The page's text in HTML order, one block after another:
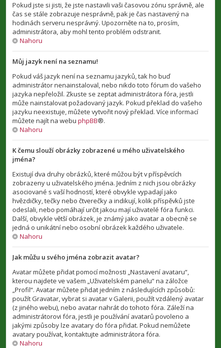
Pokud jste si jisti, že jste nastavili vaši časovou zónu správně, ale
čas se stále zobrazuje nesprávně, pak je čas nastavený na
hodinách serveru nesprávný. Upozorněte na to, prosím,
administrátora, aby mohl tento problém odstranit.
Nahoru
Můj jazyk není na seznamu!
Pokud váš jazyk není na seznamu jazyků, tak ho buď
administrátor nenainstaloval, nebo nikdo toto fórum do vašeho
jazyka nepřeložil. Zkuste se zeptat administrátora fóra, jestli
může nainstalovat požadovaný jazyk. Pokud překlad do vašeho
jazyku neexistuje, můžete vytvořit nový překlad. Více informací
můžete najít na webu phpBB®.
Nahoru
K čemu slouží obrázky zobrazené u mého uživatelského
jména?
Existují dva druhy obrázků, které můžou být v příspěvcích
zobrazeny u uživatelského jména. Jedním z nich jsou obrázky
asociované s vaší hodností, které obvykle vypadají jako
hvězdičky, tečky nebo čtverečky a indikují, kolik příspěvků jste
odeslali, nebo pomáhají určit jakou mají uživatelé fóra funkci.
Další, obvykle větší obrázek, je známý jako avatar a obecně se
jedná o unikátní nebo osobní obrázek každého uživatele.
Nahoru
Jak můžu u svého jména zobrazit avatar?
Avatar můžete přidat pomocí možnosti „Nastavení avataru“,
kterou najdete ve vašem „Uživatelském panelu“ na záložce
„Profil“. Avatar můžete přidat jedním z následujících způsobů:
použít Gravatar, vybrat si avatar v Galerii, použít vzdálený avatar
(z jiného webu), nebo avatar nahrát do tohoto fóra. Záleží na
administrátorovi fóra, jestli je používání avatarů povoleno a
jakými způsoby lze avatary do fóra přidat. Pokud nemůžete
avatary používat, kontaktujte administrátora fóra.
Nahoru